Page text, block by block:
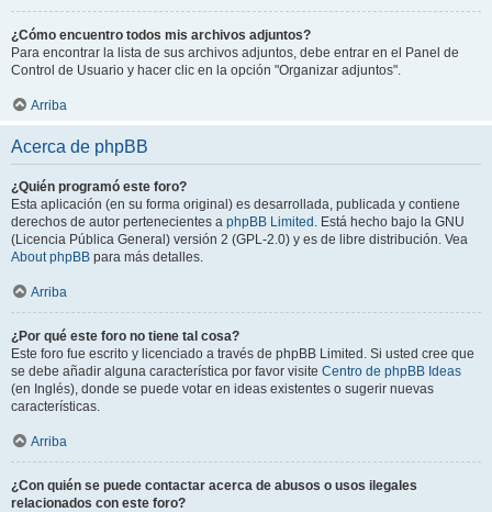
¿Cómo encuentro todos mis archivos adjuntos?
Para encontrar la lista de sus archivos adjuntos, debe entrar en el Panel de
Control de Usuario y hacer clic en la opción "Organizar adjuntos".
Arriba
Acerca de phpBB
¿Quién programó este foro?
Esta aplicación (en su forma original) es desarrollada, publicada y contiene
derechos de autor pertenecientes a phpBB Limited . Está hecho bajo la GNU
(Licencia Pública General) versión 2 (GPL-2.0) y es de libre distribución. Vea
About phpBB para más detalles.
Arriba
¿Por qué este foro no tiene tal cosa?
Este foro fue escrito y licenciado a través de phpBB Limited. Si usted cree que
se debe añadir alguna característica por favor visite Centro de phpBB Ideas
(en Inglés), donde se puede votar en ideas existentes o sugerir nuevas
características.
Arriba
¿Con quién se puede contactar acerca de abusos o usos ilegales
relacionados con este foro?